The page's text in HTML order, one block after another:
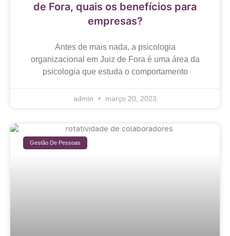
de Fora, quais os benefícios para
empresas?
Antes de mais nada, a psicologia
organizacional em Juiz de Fora é uma área da
psicologia que estuda o comportamento
admin março 20, 2023
Gestão De Pessoas